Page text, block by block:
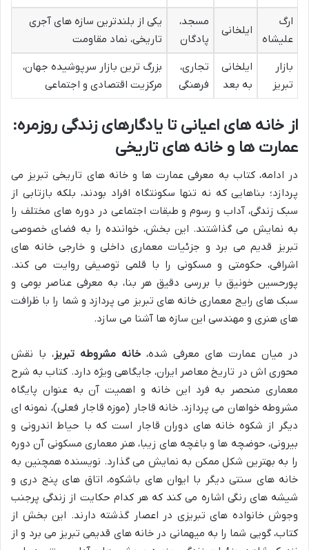
ارگ
علیشاه
ایلخانی
مسجد،
پادگان
یکی از بلندترین سازه های آجری
تاریخی، نماد مقاومت
بازار
تبریز
ایلخانی
به بعد
تجاری،
فرهنگی
بزرگ ترین بازار سرپوشیده جهان،
مرکزیت اقتصادی و اجتماعی
از خانه های اعیانی تا یادگارهای زندگی روزمره:
عمارت ها و خانه های تاریخی
در ادامه، کتاب به معرفی عمارت ها و خانه های تاریخی تبریز می
پردازد؛ بناهایی که نه تنها سکونتگاه افراد بودند، بلکه بازتابی از
سبک زندگی، آداب و رسوم و طبقات اجتماعی در دوره های مختلف را
به نمایش می گذاشتند. این بخش، خواننده را به فضای خصوصی
تبریز قدیم می برد و جزئیات معماری داخلی و خارجی خانه های
اشرافی، حکومتی و مسکونی را با قلمی توصیفی روایت می کند.
پورحسین خونیق با بررسی دقیق هر بنا، به معرفی عناصر بومی و
سبک های رایج معماری خانه های تبریز می پردازد و شما را با ظرافت
های هنری و مهندسی این سازه ها آشنا می سازد.
در میان عمارت های معرفی شده، خانه مشروطه تبریز، با نقش
محوری اش در تاریخ معاصر ایران، جایگاهی ویژه دارد. کتاب به شرح
معماری منحصر به فرد این خانه و اهمیت آن به عنوان پایگاه
مشروطه خواهان می پردازد. خانه قاجار (موزه قاجار فعلی)، نمونه ای
دیگر از شکوه خانه های دوران قاجار است که با حیاط اندرونی و
بیرونی، حوضچه ها و باغچه های زیبا، هنر معماری مسکونی آن دوره
را به بهترین شکل ممکن به نمایش می گذارد. نویسنده همچنین به
خانه های سنتی دیگر با ایوان های باشکوه، اتاق های پنج دری و
شیشه های رنگی اشاره می کند که هر کدام حکایت از زندگی پرجنب
وجوش خانواده های تبریزی در اعصار گذشته دارند. این بخش از
کتاب، گویی شما را به میهمانی در خانه های قدیمی تبریز می برد و از